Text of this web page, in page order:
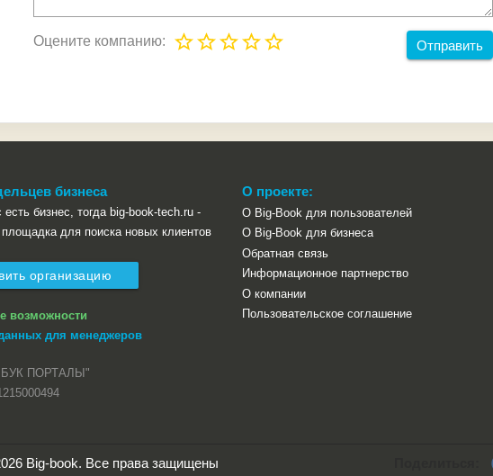
Оцените компанию: Отправить
бизнеса
бизнес, тогда big-book-tech.ru -
для поиска новых клиентов
организацию
возможности
для менеджеров
О проекте:
О Big-Book для пользователей
О Big-Book для бизнеса
Обратная связь
Информационное партнерство
О компании
Пользовательское соглашение
ПОРТАЛЫ"
Big-book. Все права защищены